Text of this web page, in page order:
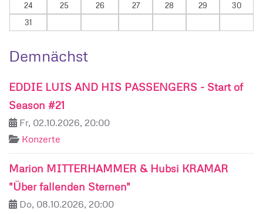
24
25 26 27 28 29
30
31
Demnächst
EDDIE LUIS AND HIS PASSENGERS - Start of
Season #21
Fr, 02.10.2026, 20:00
Konzerte
Marion MITTERHAMMER & Hubsi KRAMAR
"Über fallenden Sternen"
Do, 08.10.2026, 20:00